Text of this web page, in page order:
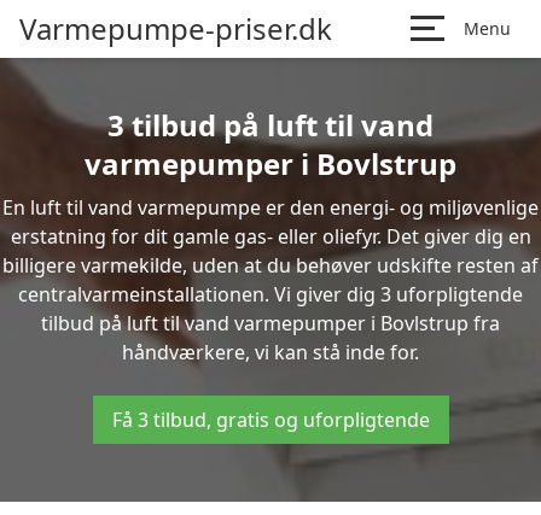
Varmepumpe-priser.dk Menu
3 tilbud på luft til vand
varmepumper i Bovlstrup
En luft til vand varmepumpe er den energi- og miljøvenlige
erstatning for dit gamle gas- eller oliefyr. Det giver dig en
billigere varmekilde, uden at du behøver udskifte resten af
centralvarmeinstallationen. Vi giver dig 3 uforpligtende
tilbud på luft til vand varmepumper i Bovlstrup fra
håndværkere, vi kan stå inde for.
Få 3 tilbud, gratis og uforpligtende